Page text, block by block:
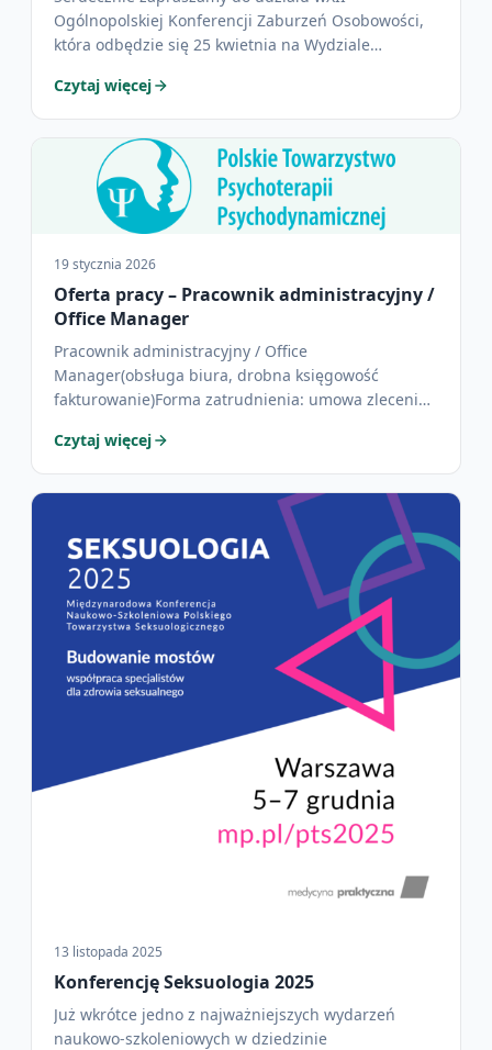
Ogólnopolskiej Konferencji Zaburzeń Osobowości,
która odbędzie się 25 kwietnia na Wydziale
Czytaj więcej
19 stycznia 2026
Oferta pracy – Pracownik administracyjny /
Office Manager
Pracownik administracyjny / Office
Manager(obsługa biura, drobna księgowość
fakturowanie)Forma zatrudnienia: umowa zlecenie
Czytaj więcej
13 listopada 2025
Konferencję Seksuologia 2025
Już wkrótce jedno z najważniejszych wydarzeń
naukowo-szkoleniowych w dziedzinie